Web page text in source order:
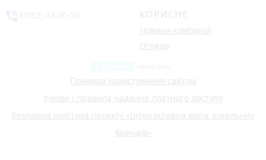
КОРИСНЕ
Новини компаній
Огляди
Правила користування сайтом
Умови і правила надання платного доступу
Рекламна політика проєкту «Інтерактивна мапа локальних
брендів»